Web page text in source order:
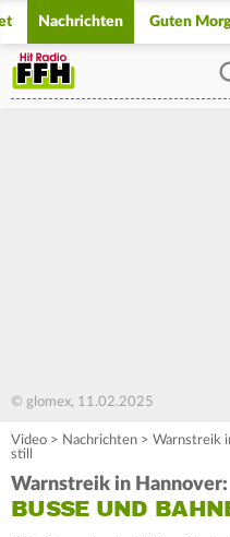
Nachrichten Guten
© glomex, 11.02.2025
Video > Nachrichten > Warnstreik
still
Warnstreik in Hannover:
BUSSE UND